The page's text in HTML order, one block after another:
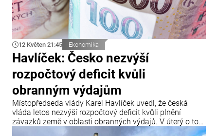
12 Květen 21:45 Ekonomika
Havlíček: Česko nezvýší
rozpočtový deficit kvůli
obranným výdajům
Místopředseda vlády Karel Havlíček uvedl, že česká
vláda letos nezvýší rozpočtový deficit kvůli plnění
závazků země v oblasti obranných výdajů. V úterý o tom
informoval server Novinky.cz.